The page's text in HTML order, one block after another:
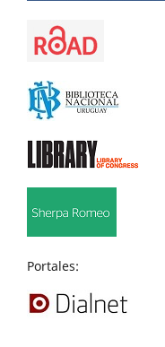
Portales: